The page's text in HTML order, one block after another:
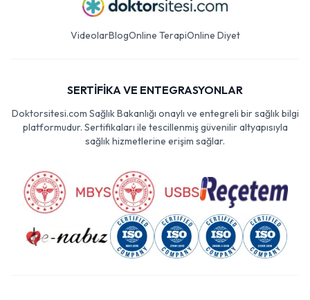
VideolarBlogOnline TerapiOnline Diyet
SERTİFİKA VE ENTEGRASYONLAR
Doktorsitesi.com Sağlık Bakanlığı onaylı ve entegreli bir sağlık bilgi
platformudur. Sertifikaları ile tescillenmiş güvenilir altyapısıyla
sağlık hizmetlerine erişim sağlar.